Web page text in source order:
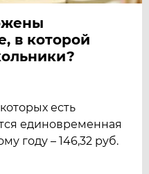
в которой
есть
единовременная
году – 146,32 руб.